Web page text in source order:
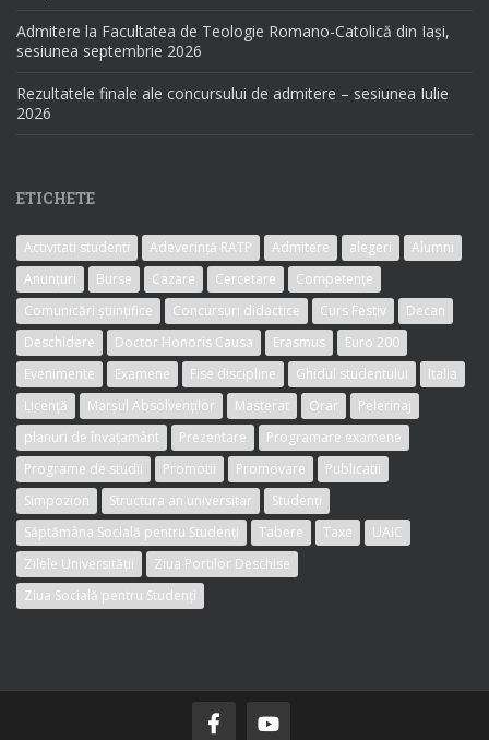
Admitere la Facultatea de Teologie Romano-Catolică din Iași,
sesiunea septembrie 2026
Rezultatele finale ale concursului de admitere – sesiunea Iulie
2026
ETICHETE
Activitati studenti Adeverință RATP Admitere alegeri
Alumni
Anunțuri
Burse Cazare Cercetare
Competențe
Comunicări științifice
Concursuri didactice Curs Festiv
Decan
Deschidere
Doctor Honoris Causa Erasmus
Euro 200
Evenimente
Examene Fise discipline Ghidul studentului
Italia
Licență
Marșul Absolvenților Masterat Orar
Pelerinaj
planuri de învațamânt
Prezentare
Programare examene
Programe de studii
Promotii Promovare
Publicatii
Simpozion
Structura an universitar
Studenți
Săptămâna Socială pentru Studenți
Tabere Taxe
UAIC
Zilele Universității
Ziua Portilor Deschise
Ziua Socială pentru Studenți